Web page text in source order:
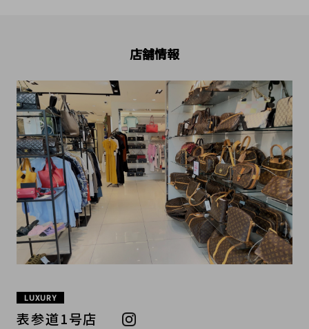
店舗情報
LUXURY
表参道1号店